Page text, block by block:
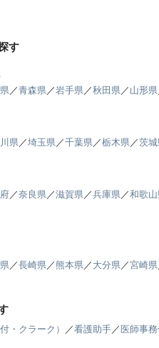
す
／青森県／岩手県／秋田県／ 山形県
県／埼玉県／千葉県／栃木県／茨
／奈良県／滋賀県／兵庫県／和歌
／長崎県／ 熊本県／ 大分県／宮崎県
・クラーク） ／看護助手／ 医師事